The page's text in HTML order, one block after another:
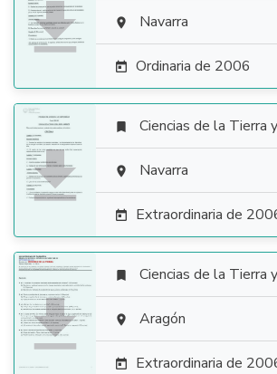
  Navarra
 Ordinaria de 2006

 Ciencias de la Tierra y
 Navarra
 Extraordinaria de

 Ciencias de la Tierra y
 Aragón
 Extraordinaria de